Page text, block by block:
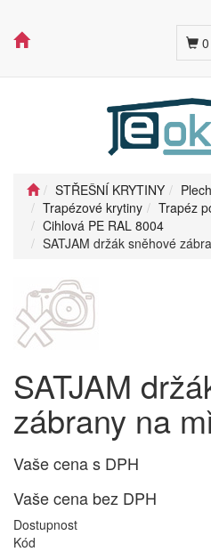
0
STŘEŠNÍ KRYTINY
Trapézové krytiny
Trapéz
Cihlová PE RAL 8004
SATJAM držák sněhové
SATJAM
zábrany na
Vaše cena s DPH
Vaše cena bez DPH
Dostupnost
Kód